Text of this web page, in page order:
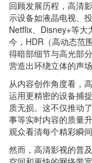
回顾发展历程，高清
示设备如液晶电视、
Netflix、Disney+等大
今，HDR（高动态范
得暗部细节与高光部
营造出环绕立体的声
从内容创作角度看，
运用更精密的设备捕
质无损。这不仅推动
事等实时内容的质量
观众看清每个精彩瞬
然而，高清影视的普